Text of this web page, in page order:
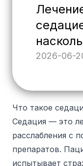
2026-06-
Что такое
Седация — это
расслабления с
препаратов.
испытывает